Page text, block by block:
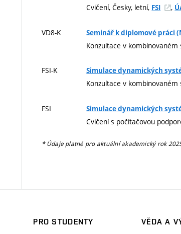
Cvičení, Česky, letní, FSI ,
VD8-K Seminář k diplomové práci
Konzultace v kombinovaném
FSI-K Simulace dynamických
Konzultace v kombinovaném
FSI Simulace dynamických
Cvičení s počítačovou
* Údaje platné pro aktuální akademický rok
PRO STUDENTY
VĚDA A